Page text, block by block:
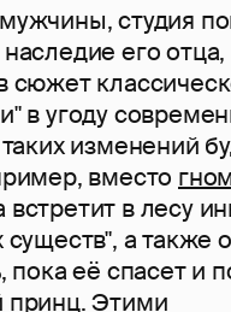
студия
его отца,
сюжет
в угоду
изменений
вместо
в лесу
существ", а также
пока её спасет и
принц. Этими